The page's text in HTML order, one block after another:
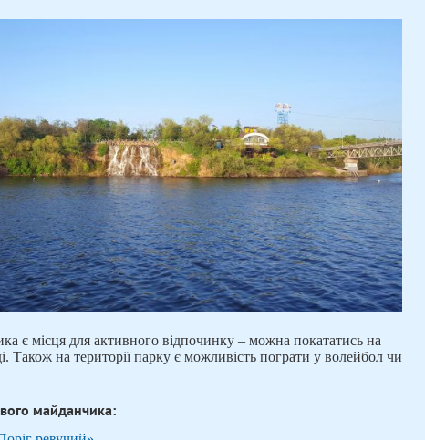
є місця для активного відпочинку – можна покататись на
Також на території парку є можливість пограти у волейбол чи
майданчика: